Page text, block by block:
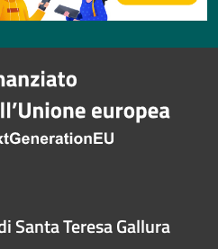
Santa Teresa Gallura